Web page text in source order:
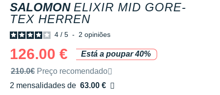
SALOMON ELIXIR MID GORE-
TEX HERREN
4 / 5 - 2 opiniões
126.00 €
Está a poupar 40%
Preço de venda recomendado pela marca
210.0€ Preço recomendado
2 mensalidades de 63.00 €
sem custos